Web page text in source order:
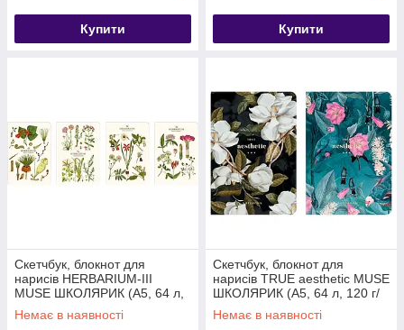
Купити Купити
Скетчбук, блокнот для
нарисів HERBARIUM-IІІ
MUSE ШКОЛЯРИК (А5, 64 л,
120 г/м2, обкл. картон) А5-
3С-064-353
Немає в наявності
Скетчбук, блокнот для
нарисів TRUE aesthetic MUSE
ШКОЛЯРИК (А5, 64 л, 120 г/
м2, обкл. картон) А5-3С-064-
368
Немає в наявності